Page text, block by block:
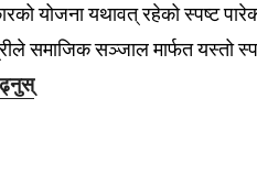
योजना यथावत् रहेको स्पष्ट
समाजिक सञ्जाल मार्फत यस्तो